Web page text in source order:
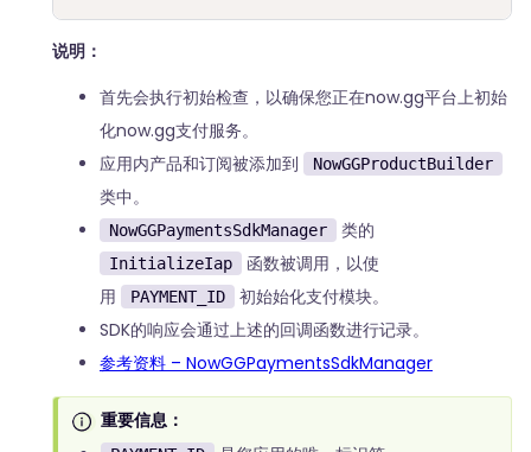
说明：
首先会执行初始检查，以确保您正在now.gg平台上初始
化now.gg支付服务。
应用内产品和订阅被添加到
NowGGProductBuilder
类中。
NowGGPaymentsSdkManager 类的
InitializeIap
函数被调用，以使
用
PAYMENT_ID
初始始化支付模块。
SDK的响应会通过上述的回调函数进行记录。
参考资料 – NowGGPaymentsSdkManager
重要信息：